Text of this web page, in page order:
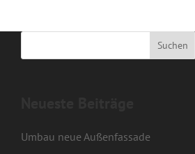
Umbau neue Außenfassade